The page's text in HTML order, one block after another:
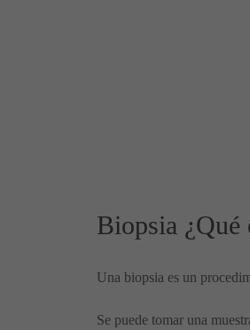
Biopsia ¿Qué
Una biopsia es un
Se puede tomar una